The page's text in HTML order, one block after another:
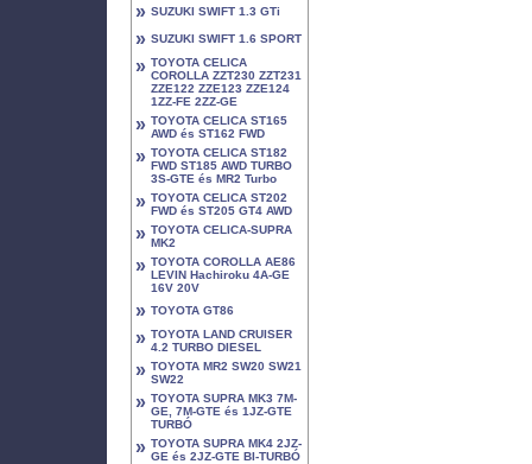
» SUZUKI SWIFT 1.3 GTi
» SUZUKI SWIFT 1.6 SPORT
» TOYOTA CELICA
COROLLA ZZT230 ZZT231
ZZE122 ZZE123 ZZE124
1ZZ-FE 2ZZ-GE
» TOYOTA CELICA ST165
AWD és ST162 FWD
» TOYOTA CELICA ST182
FWD ST185 AWD TURBO
3S-GTE és MR2 Turbo
» TOYOTA CELICA ST202
FWD és ST205 GT4 AWD
» TOYOTA CELICA-SUPRA
MK2
» TOYOTA COROLLA AE86
LEVIN Hachiroku 4A-GE
16V 20V
» TOYOTA GT86
» TOYOTA LAND CRUISER
4.2 TURBO DIESEL
» TOYOTA MR2 SW20 SW21
SW22
» TOYOTA SUPRA MK3 7M-
GE, 7M-GTE és 1JZ-GTE
TURBÓ
» TOYOTA SUPRA MK4 2JZ-
GE és 2JZ-GTE BI-TURBÓ